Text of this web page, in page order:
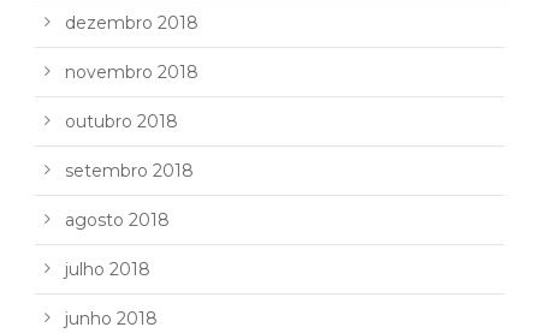
dezembro 2018
novembro 2018
outubro 2018
setembro 2018
agosto 2018
julho 2018
junho 2018